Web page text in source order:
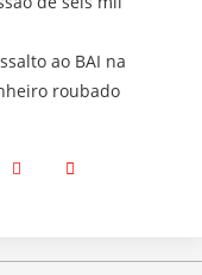
ao BAI na
roubado